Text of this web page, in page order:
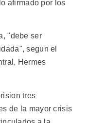
afirmado por los
"debe ser
segun el
Hermes
tres
de la mayor crisis